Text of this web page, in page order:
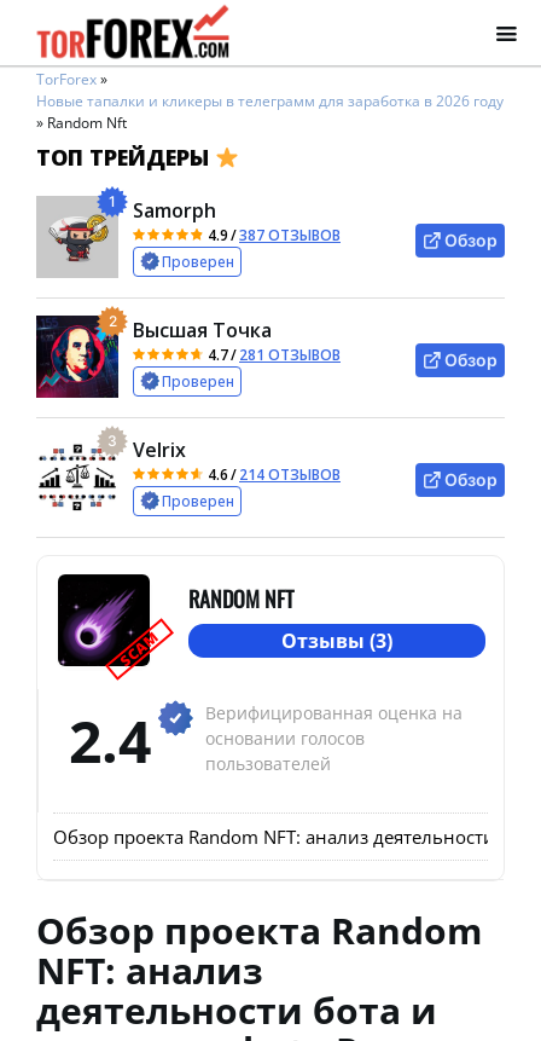
TorForex»
Новые тапалки и кликеры в телеграмм для заработка в 2026 году
» Random Nft
ТОП ТРЕЙДЕРЫ
1 Samorph
4.9/387 ОТЗЫВОВ
Проверен
Обзор
2 Высшая Точка
4.7/281 ОТЗЫВОВ
Проверен
Обзор
3 Velrix
4.6/214 ОТЗЫВОВ
Проверен
Обзор
SCAM
RANDOM NFT
Отзывы (3)
2.4
Верифицированная оценка на
основании голосов
пользователей
Обзор проекта Random NFT: анализ деятельности
Обзор проекта Random
NFT: анализ
деятельности бота и